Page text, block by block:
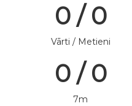
0 / 0
Vārti / Metieni
0 / 0
7m